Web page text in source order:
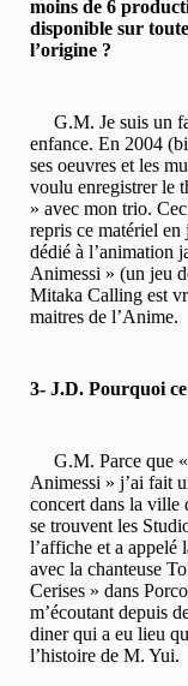
moins de 6
disponible sur
l’origine ?
G.M. Je suis un
enfance. En 2004
ses oeuvres et les
voulu enregistrer le
» avec mon trio.
repris ce matériel en
dédié à l’animation
Animessi » (un jeu
Mitaka Calling est
maitres de l’Anime.
3- J.D. Pourquoi
G.M. Parce que «
Animessi » j’ai fait
concert dans la ville
se trouvent les
l’affiche et a appelé
avec la chanteuse
Cerises » dans
m’écoutant depuis
diner qui a eu lieu
l’histoire de M. Yui.